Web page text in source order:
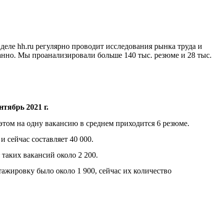
hh.ru регулярно проводит исследования рынка труда и
Мы проанализировали больше 140 тыс. резюме и 28 тыс.
2021 г.
на одну вакансию в среднем приходится 6 резюме.
составляет 40 000.
вакансий около 2 200.
было около 1 900, сейчас их количество